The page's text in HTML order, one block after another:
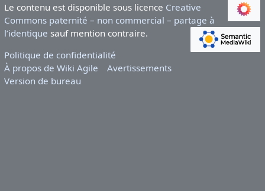
Le contenu est disponible sous licence Creative
Commons paternité – non commercial – partage à
l’identique sauf mention contraire.
Politique de confidentialité
À propos de Wiki Agile
Avertissements
Version de bureau